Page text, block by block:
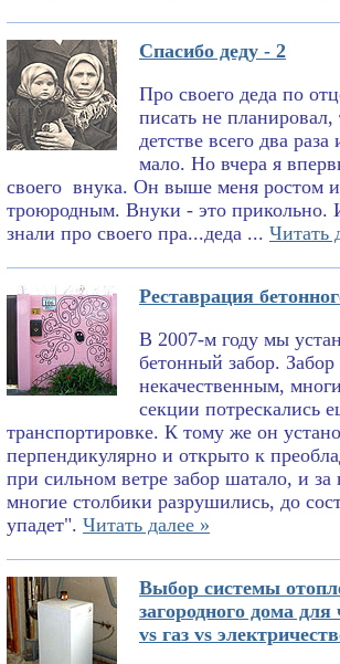
Спасибо деду - 2
Про своего деда по
писать не планировал,
детстве всего два
мало. Но вчера я
своего внука. Он выше меня ростом
троюродным. Внуки - это прикольно.
знали про своего пра...деда ... Читать
Реставрация
В 2007-м году мы
бетонный забор. Забор
некачественным,
секции потрескались
транспортировке. К тому же он
перпендикулярно и открыто к
при сильном ветре забор шатало, и за
многие столбики разрушились, до
упадет". Читать далее »
Выбор системы
загородного дома
vs газ vs